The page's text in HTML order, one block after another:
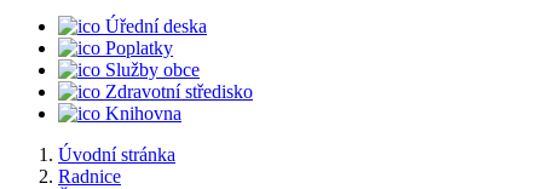
Úřední deska
Poplatky
Služby obce
Zdravotní středisko
Knihovna
Úvodní stránka
Radnice